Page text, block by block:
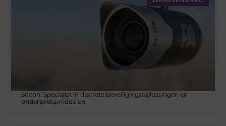
Sitcon: Specialist in discrete beveiligingsoplossingen en
onderzoeksmiddelen